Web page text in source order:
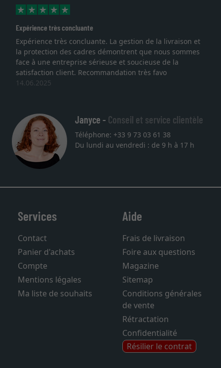
Expérience très concluante
Expérience très concluante. La gestion de la livraison et
la protection des cadres démontrent que nous sommes
face à une entreprise sérieuse et soucieuse de la
satisfaction client. Recommandation très favo
14.06.2025
Janyce - Conseil et service clientèle
Téléphone: +33 9 73 03 61 38
Du lundi au vendredi : de 9 h à 17 h
Services
Contact
Panier d'achats
Compte
Mentions légales
Ma liste de souhaits
Aide
Frais de livraison
Foire aux questions
Magazine
Sitemap
Conditions générales
de vente
Rétractation
Confidentialité
Résilier le contrat